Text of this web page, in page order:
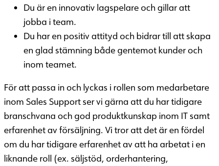
Du är en innovativ lagspelare och gillar att
jobba i team.
Du har en positiv attityd och bidrar till att skapa
en glad stämning både gentemot kunder och
inom teamet.
För att passa in och lyckas i rollen som medarbetare
inom Sales Support ser vi gärna att du har tidigare
branschvana och god produktkunskap inom IT samt
erfarenhet av försäljning. Vi tror att det är en fördel
om du har tidigare erfarenhet av att ha arbetat i en
liknande roll (ex. säljstöd, orderhantering,